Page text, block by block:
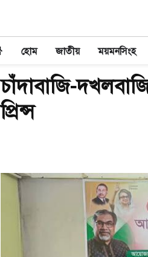
হোম জাতীয় ময়মনসিংহ
চাঁদাবাজি-
প্রিন্স